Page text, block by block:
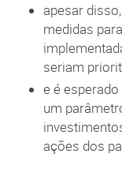
apesar
medidas
seriam
e é
um
ações dos